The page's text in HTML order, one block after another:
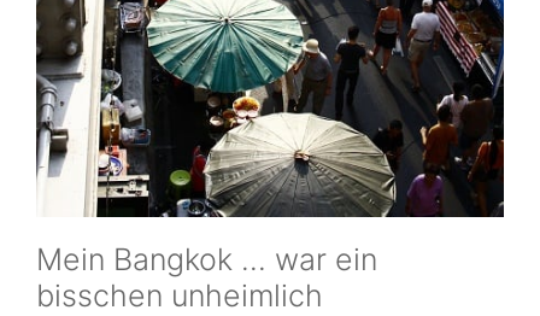
Mein Bangkok … war ein
bisschen unheimlich